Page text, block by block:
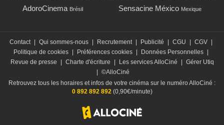
AdoroCinema Brésil Sensacine México Mexique
Contact | Qui sommes-nous | Recrutement | Publicité | CGU | CGV |
Politique de cookies | Préférences cookies | Données Personnelles |
Revue de presse
| Charte d'écriture | Les services AlloCiné | Gérer Utiq
| ©AlloCiné
Retrouvez tous les horaires et infos de votre cinéma sur le numéro AlloCiné :
0 892 892 892 (0,90€/minute)